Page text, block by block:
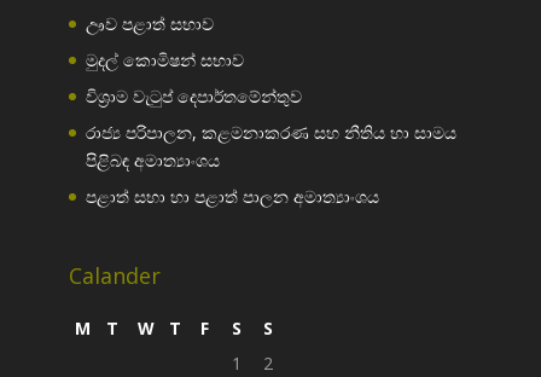
ඌව පළාත් සභාව
මුදල් කොමිෂන් සභාව
විශ්‍රාම වැටුප් දෙපාර්තමේන්තුව
රාජ්‍ය පරිපාලන, කළමනාකරණ සහ නීතිය හා සාමය
පිළිබඳ අමාත්‍යාංශය
පළාත් සභා හා පළාත් පාලන අමාත්‍යාංශය
Calander
M T W T F S
S
1
2